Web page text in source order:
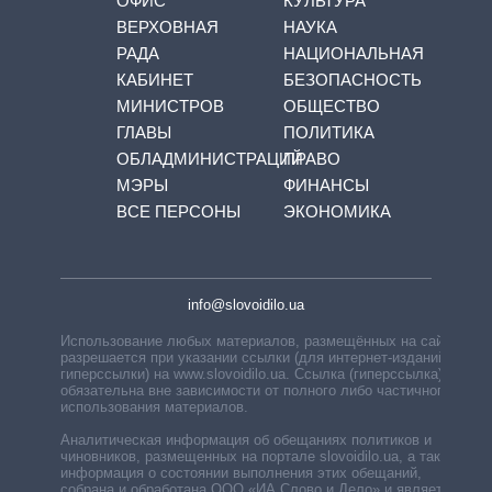
ВЕРХОВНАЯ
РАДА
КАБИНЕТ
МИНИСТРОВ
ГЛАВЫ
ОБЛАДМИНИСТРАЦИЙ
МЭРЫ
ВСЕ ПЕРСОНЫ
НАУКА
НАЦИОНАЛЬНАЯ
БЕЗОПАСНОСТЬ
ОБЩЕСТВО
ПОЛИТИКА
ПРАВО
ФИНАНСЫ
ЭКОНОМИКА
info@slovoidilo.ua
Использование любых материалов, размещённых на сайте,
разрешается при указании ссылки (для интернет-изданий —
гиперссылки) на www.slovoidilo.ua. Ссылка (гиперссылка)
обязательна вне зависимости от полного либо частичного
использования материалов.
Аналитическая информация об обещаниях политиков и
чиновников, размещенных на портале slovoidilo.ua, а также
информация о состоянии выполнения этих обещаний,